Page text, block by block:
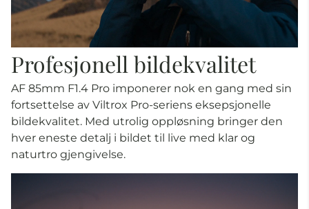
Profesjonell bildekvalitet
AF 85mm F1.4 Pro imponerer nok en gang med sin
fortsettelse av Viltrox Pro-seriens eksepsjonelle
bildekvalitet. Med utrolig oppløsning bringer den
hver eneste detalj i bildet til live med klar og
naturtro gjengivelse.